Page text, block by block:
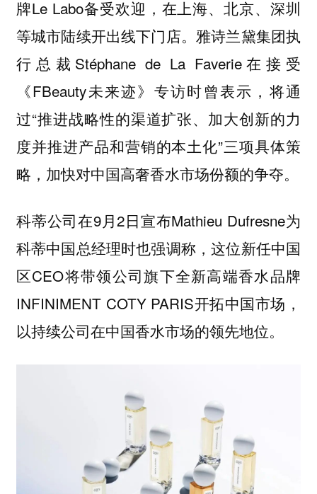
牌Le Labo备受欢迎，在上海、北京、深圳
等城市陆续开出线下门店。雅诗兰黛集团执
行总裁Stéphane de La Faverie在接受
《FBeauty未来迹》专访时曾表示，将通
过“推进战略性的渠道扩张、加大创新的力
度并推进产品和营销的本土化”三项具体策
略，加快对中国高奢香水市场份额的争夺。
科蒂公司在9月2日宣布Mathieu Dufresne为
科蒂中国总经理时也强调称，这位新任中国
区CEO将带领公司旗下全新高端香水品牌
INFINIMENT COTY PARIS开拓中国市场，
以持续公司在中国香水市场的领先地位。